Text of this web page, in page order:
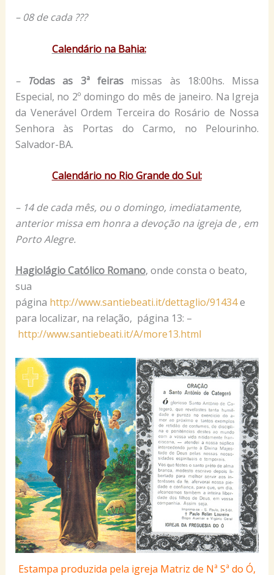
– 08 de cada ???
Calendário na Bahia:
– Todas as 3ª feiras missas às 18:00hs. Missa
Especial, no 2º domingo do mês de janeiro. Na Igreja
da Venerável Ordem Terceira do Rosário de Nossa
Senhora às Portas do Carmo, no Pelourinho.
Salvador-BA.
Calendário no Rio Grande do Sul:
– 14 de cada mês, ou o domingo, imediatamente,
anterior missa em honra a devoção na igreja de , em
Porto Alegre.
Hagiolágio Católico Romano, onde consta o beato,
sua
página http://www.santiebeati.it/dettaglio/91434e
para localizar, na relação, página 13: –
http://www.santiebeati.it/A/more13.html
Estampa produzida pela igreja Matriz de Nª Sª do Ó,